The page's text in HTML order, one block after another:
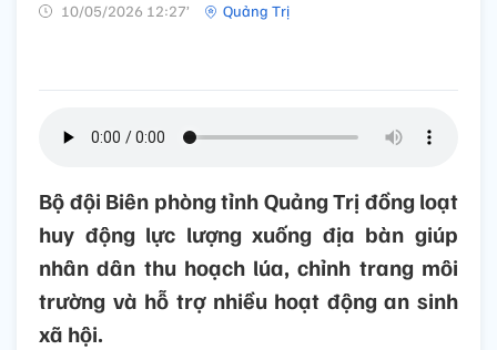
10/05/2026 12:27’ Quảng Trị
Bộ đội Biên phòng tỉnh Quảng Trị đồng loạt
huy động lực lượng xuống địa bàn giúp
nhân dân thu hoạch lúa, chỉnh trang môi
trường và hỗ trợ nhiều hoạt động an sinh
xã hội.